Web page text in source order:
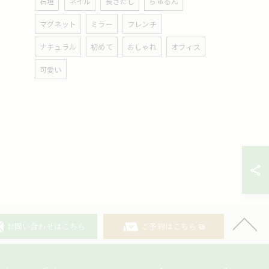
マグネット ミラー フレンチ
ナチュラル 初めて おしゃれ オフィス
可愛い
お問い合わせはこちら ご予約はこちら